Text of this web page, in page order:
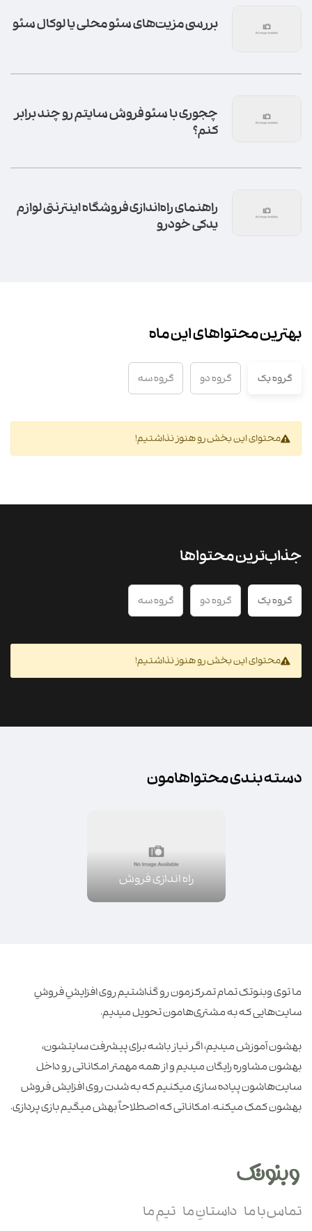
بررسی مزیت‌های سئو محلی یا لوکال سئو
چجوری با سئو فروش سایتم رو چند برابر
کنم؟
راهنمای راه‌اندازی فروشگاه اینترنتی لوازم
یدکی خودرو
بهترین محتواهای این ماه
گروه یک گروه دو گروه سه
محتوای این بخش رو هنوز نذاشتیم!
جذاب‌ترین محتواها
گروه یک گروه دو گروه سه
محتوای این بخش رو هنوز نذاشتیم!
دسته بندی محتواهامون
راه اندازی فروش
ما توی وبنوتک تمام تمرکزمون رو گذاشتیم روی افزایشِ فروشِ
سایت‌هایی که به مشتری‌هامون تحویل میدیم.
بهشون آموزش میدیم، اگر نیاز باشه برای پیشرفت سایتشون،
بهشون مشاوره رایگان میدیم و از همه مهمتر امکاناتی رو داخل
سایت‌هاشون پیاده سازی میکنیم که به شدت روی افزایش فروش
بهشون کمک میکنه. امکاناتی که اصطلاحاً بهش میگیم بازی پردازی.
تماس با ما داستانِ ما تیمِ ما